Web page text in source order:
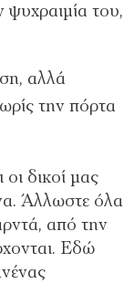
ψυχραιμία του,
αλλά
την πόρτα
δικοί μας
Άλλωστε όλα
από την
Εδώ